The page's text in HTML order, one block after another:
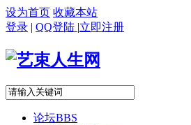
设为首页 收藏本站
登录 | QQ登陆 |立即注册
论坛BBS